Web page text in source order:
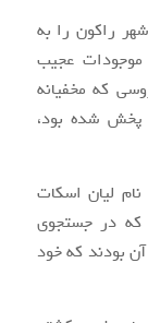
راکون را به
موجودات عجیب
که مخفیانه
پخش شده بود،
لیان اسکات
که در جستجوی
بودند که خود